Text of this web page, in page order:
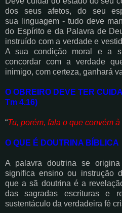
dos seus afetos, do seu
sua
linguagem - tudo deve
do Espírito e da Palavra de
instruído com a verdade e
A sua condição moral e a
concordar com a verdade
inimigo, com certeza, ganhará
O OBREIRO DEVE TER
Tm 4.16)
“Tu, porém, fala o que convém
O QUE É DOUTRINA BÍBLICA
A palavra doutrina se
significa ensino ou instrução
que a sã doutrina é a
das sagradas escrituras e
sustentáculo da verdadeira fé